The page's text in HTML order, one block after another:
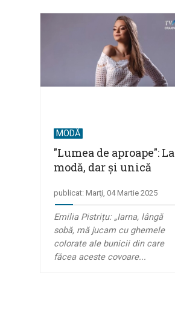
MODĂ
"Lumea de aproape": La
modă, dar și unică
publicat: Marţi, 04 Martie 2025
Emilia Pistrițu: „Iarna, lângă
sobă, mă jucam cu ghemele
colorate ale bunicii din care
făcea aceste covoare...